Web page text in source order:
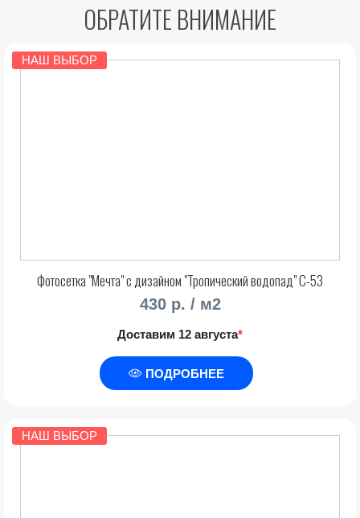
ОБРАТИТЕ ВНИМАНИЕ
НАШ ВЫБОР
Фотосетка "Мечта" с дизайном "Тропический водопад" С-53
430 р. / м2
Доставим 12 августа*
ПОДРОБНЕЕ
НАШ ВЫБОР